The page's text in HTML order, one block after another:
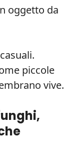
oggetto da
piccole
vive.